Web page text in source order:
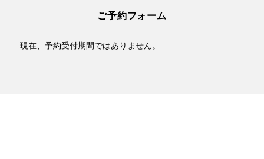
ご予約フォーム
現在、予約受付期間ではありません。